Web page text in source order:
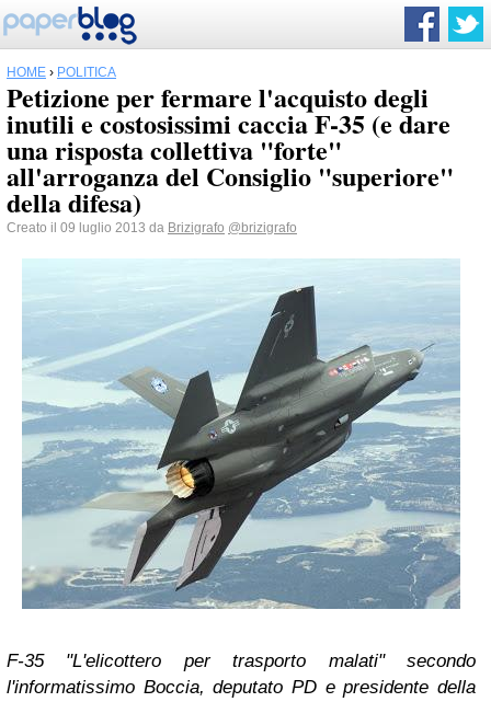
HOME › POLITICA
Petizione per fermare l'acquisto degli
inutili e costosissimi caccia F-35 (e dare
una risposta collettiva "forte"
all'arroganza del Consiglio "superiore"
della difesa)
Creato il 09 luglio 2013 da Brizigrafo @brizigrafo
F-35 "L'elicottero per trasporto malati" secondo
l'informatissimo Boccia, deputato PD e presidente della